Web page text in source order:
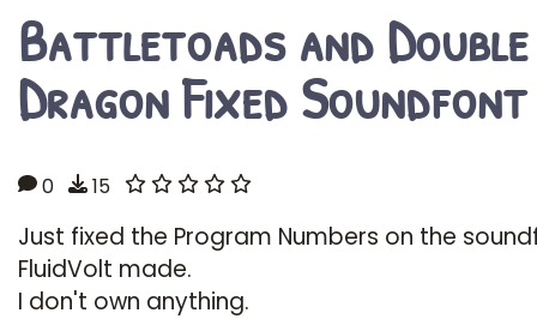
Battletoads and Double
Dragon Fixed Soundfont
0 15
Just fixed the Program Numbers on the
FluidVolt made.
I don't own anything.